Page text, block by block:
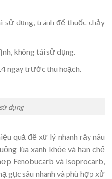
sử dụng, tránh để thuốc chảy
không tái sử dụng.
ngày trước thu hoạch.
dụng
quả để xử lý nhanh rầy nâu
lúa xanh khỏe và hạn chế
Fenobucarb và Isoprocarb,
gục sâu nhanh và phù hợp xử